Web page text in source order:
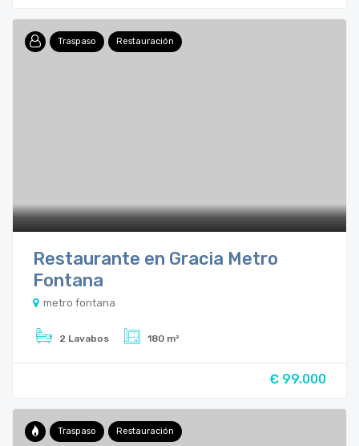
Traspaso Restauración
Restaurante en Gracia Metro
Fontana
metro fontana
2 Lavabos 180 m²
€ 99.000
Traspaso Restauración